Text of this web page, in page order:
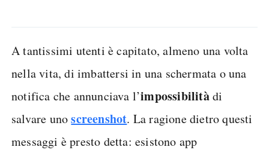
A tantissimi utenti è capitato, almeno una volta
nella vita, di imbattersi in una schermata o una
notifica che annunciava l’impossibilitàdi
salvare unoscreenshot. La ragione dietro questi
messaggi è presto detta: esistono app